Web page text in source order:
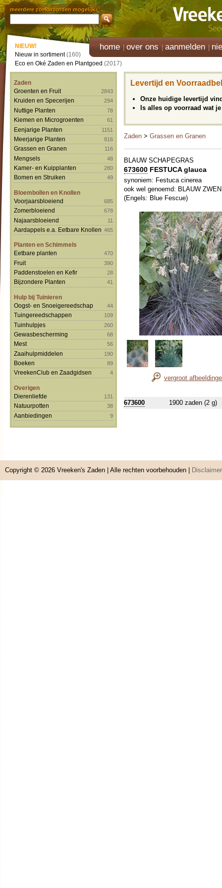
meerdere zoekwoorden mogelijk
home over ons aanmelden
NIEUW!
Nieuw in sortiment(160)
Eco en Oké Zaden en Plantgoed (2017)
Zaden
Groenten en Fruit
2843
Kruiden en Specerijen 294
Nuttige Planten 78
Kiemen en Microgroenten 61
Eenjarige Planten 1151
Meerjarige Planten 816
Grassen en Granen 116
Mengsels 48
Kamer- en Kuipplanten 280
Bomen en Struiken 49
Bloembollen en Knollen
Voorjaarsbloeiend
685
Zomerbloeiend 678
Najaarsbloeiend 11
Aardappels e.a. Eetbare Knollen 465
Planten en Schimmels
Eetbare planten
470
Fruit 390
Paddenstoelen en Kefir 28
Bijzondere Planten 41
Hulp bij Tuinieren
Oogst- en Snoeigereedschap
44
Tuingereedschappen 109
Tuinhulpjes 260
Gewasbescherming 68
Mest 56
Zaaihulpmiddelen 190
Boeken 89
VreekenClub en Zaadgidsen 4
Overigen
Dierenliefde
131
Natuurpotten 38
Aanbiedingen 9
Levertijd en
Onze huidige levertijd
Is alles op voorraad wat
Zaden > Grassen en Granen
BLAUW SCHAPEGRAS
673600 FESTUCA glauca
synoniem: Festuca cinerea
ook wel genoemd: BLAUW
(Engels: Blue Fescue)
vergroot
673600 1900 zaden (2 g)
Copyright © 2026 Vreeken's Zaden | Alle rechten voorbehouden | Disclaimer